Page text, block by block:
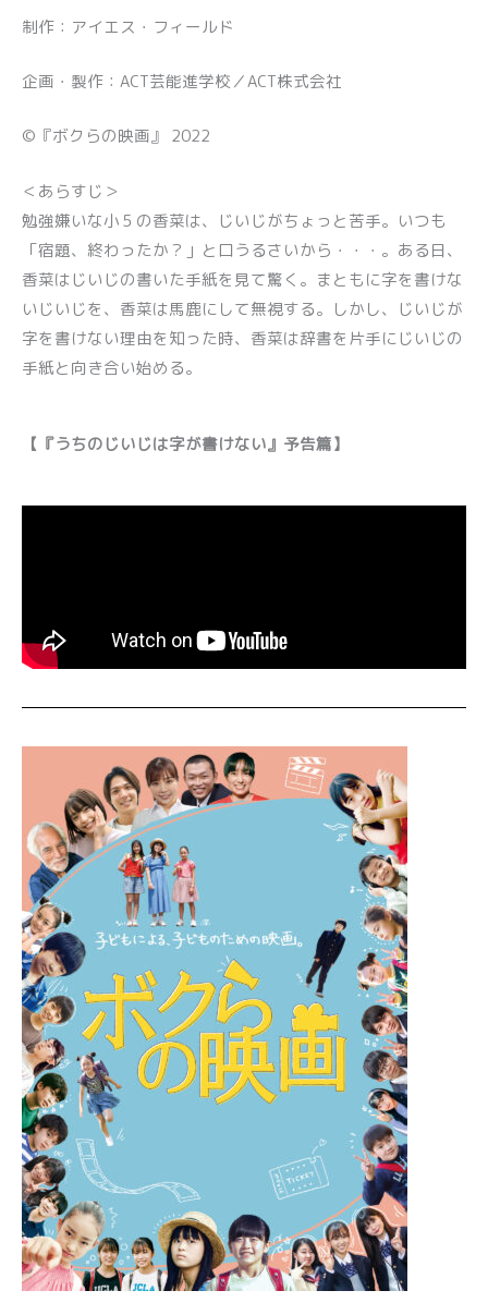
制作：アイエス・フィールド
企画・製作：ACT芸能進学校／ACT株式会社
©『ボクらの映画』 2022
＜あらすじ＞
勉強嫌いな小５の香菜は、じいじがちょっと苦手。いつも
「宿題、終わったか？」と口うるさいから・・・。ある日、
香菜はじいじの書いた手紙を見て驚く。まともに字を書けな
いじいじを、香菜は馬鹿にして無視する。しかし、じいじが
字を書けない理由を知った時、香菜は辞書を片手にじいじの
手紙と向き合い始める。
【『うちのじいじは字が書けない』予告篇】